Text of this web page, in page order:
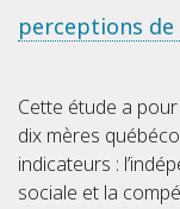
perceptions
Cette étude a
dix mères
indicateurs :
sociale et la